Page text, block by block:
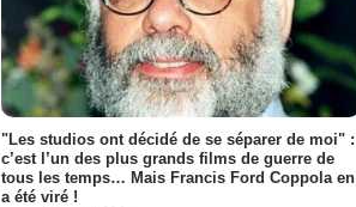
"Les studios ont décidé de se séparer de moi" :
c’est l’un des plus grands films de guerre de
tous les temps… Mais Francis Ford Coppola en
a été viré !